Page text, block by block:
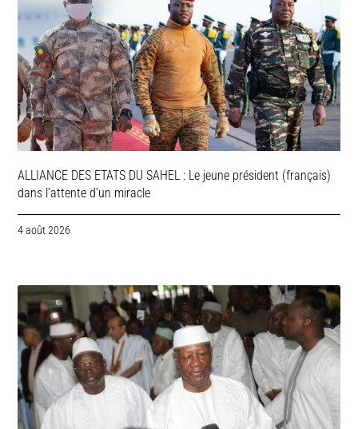
ALLIANCE DES ETATS DU SAHEL : Le jeune président (français)
dans l’attente d’un miracle
4 août 2026